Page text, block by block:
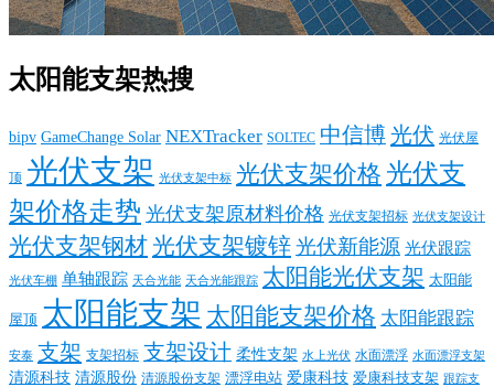
太阳能支架热搜
bipv GameChange Solar NEXTracker SOLTEC 中信博光伏 光伏屋
顶 光伏支架 光伏支架中标 光伏支架价格 光伏支
架价格走势 光伏支架原材料价格 光伏支架招标 光伏支架设计
光伏支架钢材光伏支架镀锌光伏新能源 光伏跟踪
光伏车棚 单轴跟踪 天合光能 天合光能跟踪 太阳能光伏支架 太阳能
屋顶 太阳能支架 太阳能支架价格 太阳能跟踪
安泰 支架 支架招标 支架设计 柔性支架 水上光伏 水面漂浮 水面漂浮支架
清源科技 清源股份 清源股份支架 漂浮电站 爱康科技 爱康科技支架 跟踪支